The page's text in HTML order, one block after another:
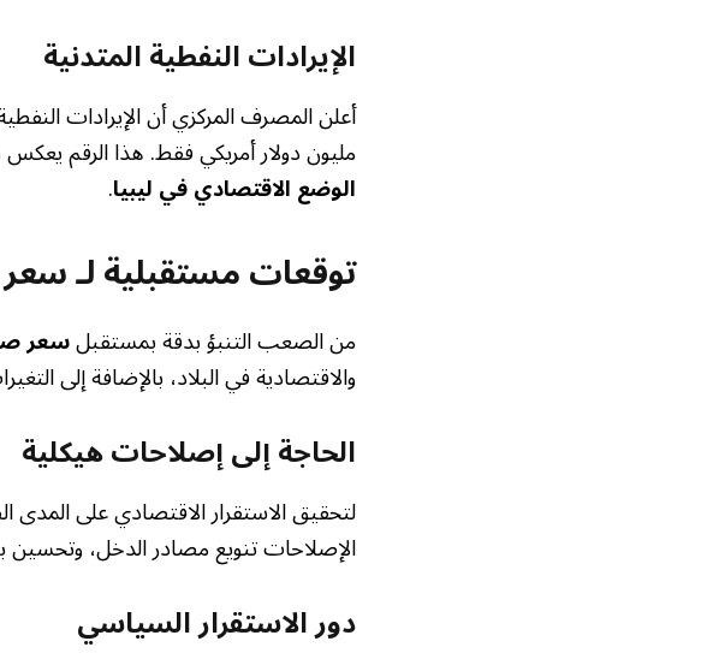
الإيرادات النفطية المتدنية
مليون دولار أمريكي فقط. هذا الرقم
الوضع الاقتصادي في ليبيا.
توقعات مستقبلية لـسعر
من الصعب التنبؤ بدقة بمستقبلسعر
والاقتصادية في البلاد، بالإضافة إلى
الحاجة إلى إصلاحات هيكلية
لتحقيق الاستقرار الاقتصادي على
الإصلاحات تنويع مصادر الدخل، وتحسين
دور الاستقرار السياسي